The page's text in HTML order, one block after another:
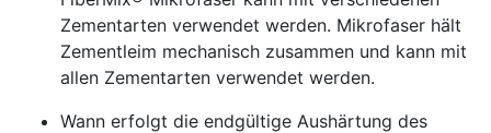
Zementarten verwendet werden. Mikrofaser hält
Zementleim mechanisch zusammen und kann mit
allen Zementarten verwendet werden.
Wann erfolgt die endgültige Aushärtung des